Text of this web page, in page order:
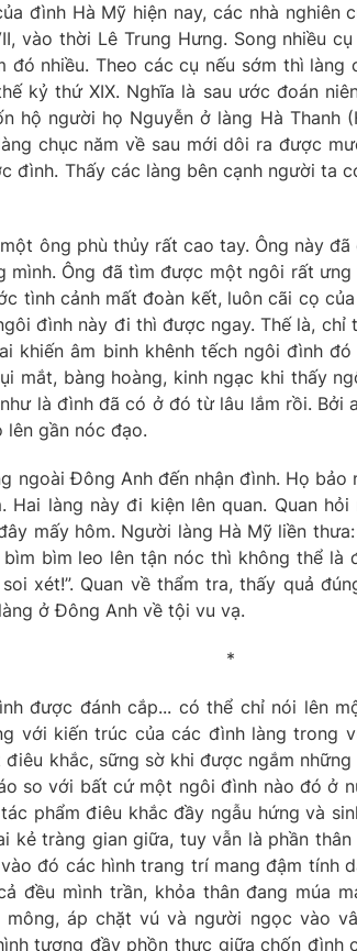
đình Hà Mỹ hiện nay, các nhà nghiên
vào thời Lê Trung Hưng. Song nhiều
đó nhiều. Theo các cụ nếu sớm thì
kỷ thứ XIX. Nghĩa là sau ước đoán
hộ người họ Nguyễn ở làng Hà
chục năm về sau mới dôi ra được
đình. Thấy các làng bên cạnh người ta
ông phù thủy rất cao tay. Ông này
mình. Ông đã tìm được một ngôi rất
tình cảnh mất đoàn kết, luôn cãi cọ
đình này đi thì được ngay. Thế là,
khiến âm binh khênh tếch ngôi đình
mắt, bàng hoàng, kinh ngạc khi thấy
là đình đã có ở đó từ lâu lắm rồi. Bởi
gần nóc đạo.
ngoài Đông Anh đến nhận đình. Họ
Hai làng này đi kiện lên quan. Quan
mấy hôm. Người làng Hà Mỹ liền
bìm leo lên tận nóc thì không thể là
xét!”. Quan về thẩm tra, thấy quả
ở Đông Anh về tội vu vạ.
*
được đánh cắp... có thể chỉ nói lên
với kiến trúc của các đình làng trong
điêu khắc, sững sờ khi được ngắm
so với bất cứ một ngôi đình nào đó ở
phẩm điêu khắc đầy ngẫu hứng và
kẻ tràng gian giữa, tuy vẫn là phần
đó các hình trang trí mang đậm tính
đều mình trần, khỏa thân đang múa
mông, áp chặt vú và người ngọc vào
tượng đầy phồn thực giữa chốn đình